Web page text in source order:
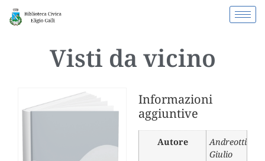
Visti da vicino
Informazioni
aggiuntive
Autore
Andreotti
Giulio